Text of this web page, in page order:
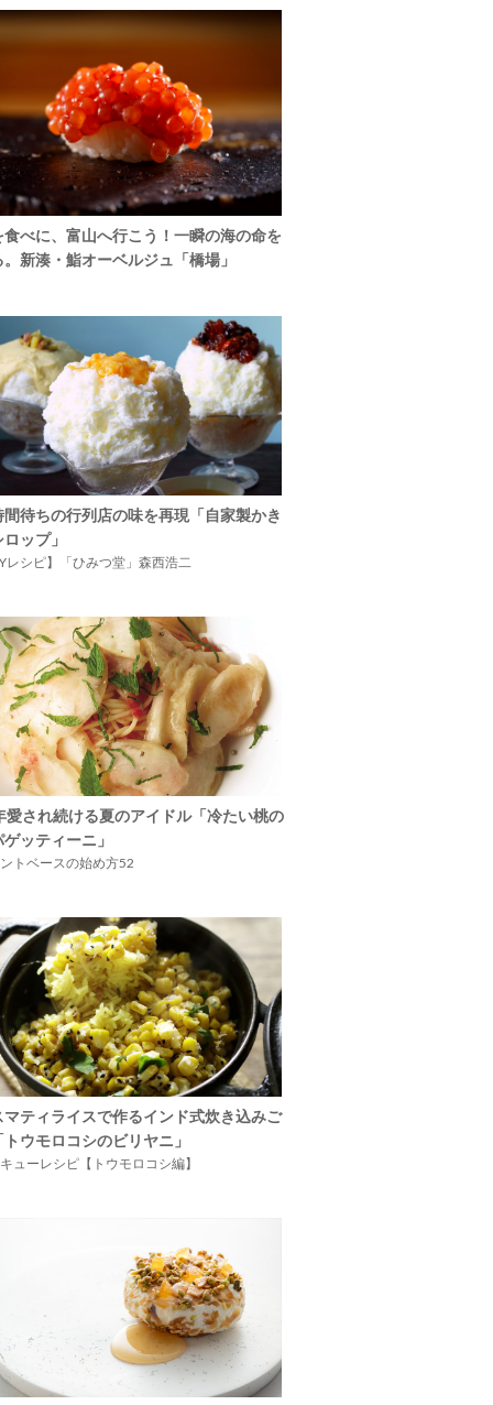
食べに、富山へ行こう！一瞬の海の命を
。新湊・鮨オーベルジュ「橋場」
間待ちの行列店の味を再現「自家製かき
ップ」
レシピ】「ひみつ堂」森西浩二
愛され続ける夏のアイドル「冷たい桃の
ッティーニ」
トベースの始め方52
マティライスで作るインド式炊き込みご
ウモロコシのビリヤニ」
ューレシピ【トウモロコシ編】